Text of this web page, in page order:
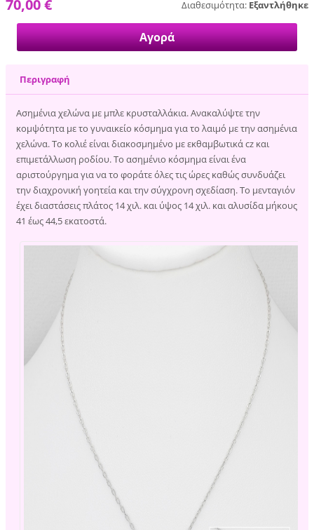
Διαθεσιμότητα: Εξαντλήθηκε
70,00 €
Περιγραφή
Ασημένια χελώνα με μπλε κρυσταλλάκια. Ανακαλύψτε την
κομψότητα με το γυναικείο κόσμημα για το λαιμό με την ασημένια
χελώνα. Το κολιέ είναι διακοσμημένο με εκθαμβωτικά cz και
επιμετάλλωση ροδίου. Το ασημένιο κόσμημα είναι ένα
αριστούργημα για να το φοράτε όλες τις ώρες καθώς συνδυάζει
την διαχρονική γοητεία και την σύγχρονη σχεδίαση. Το μενταγιόν
έχει διαστάσεις πλάτος 14 χιλ. και ύψος 14 χιλ. και αλυσίδα μήκους
41 έως 44,5 εκατοστά.